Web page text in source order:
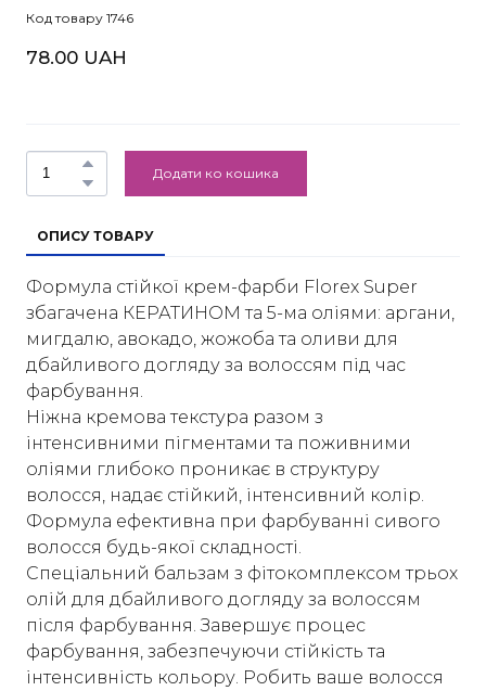
Код товару 1746
78.00 UAH
Додати ко кошика
ОПИСУ ТОВАРУ
Формула стійкої крем-фарби Florex Super
збагачена КЕРАТИНОМ та 5-ма оліями: аргани,
мигдалю, авокадо, жожоба та оливи для
дбайливого догляду за волоссям під час
фарбування.
Ніжна кремова текстура разом з
інтенсивними пігментами та поживними
оліями глибоко проникає в структуру
волосся, надає стійкий, інтенсивний колір.
Формула ефективна при фарбуванні сивого
волосся будь-якої складності.
Спеціальний бальзам з фітокомплексом трьох
олій для дбайливого догляду за волоссям
після фарбування. Завершує процес
фарбування, забезпечуючи стійкість та
інтенсивність кольору. Робить ваше волосся